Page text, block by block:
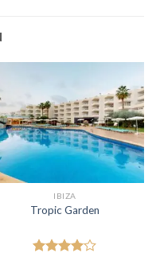
IBIZA
Tropic Garden